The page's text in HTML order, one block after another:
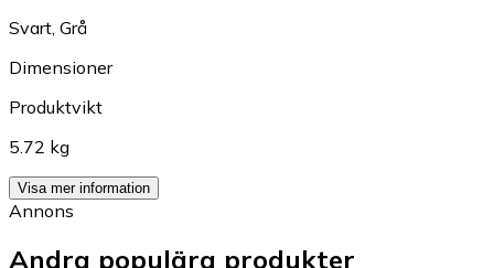
Svart Grå
Dimensioner
Produktvikt
5.72 kg
Visa mer information
Annons
Andra populära produkter